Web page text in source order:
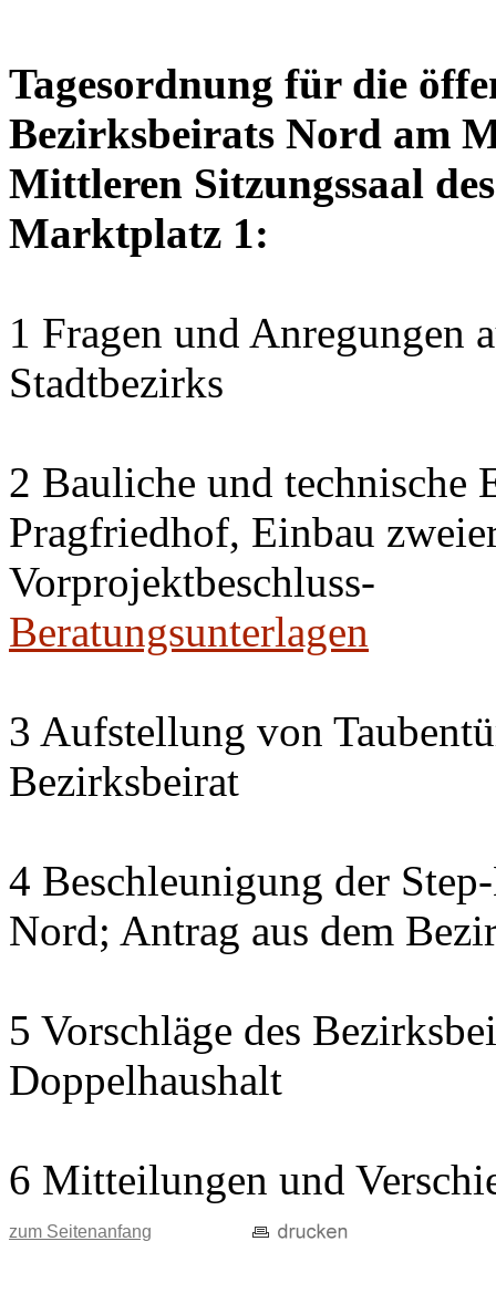
Tagesordnung für die
Bezirksbeirats Nord am
Mittleren Sitzungssaal
Marktplatz 1:
1 Fragen und Anregungen
Stadtbezirks
2 Bauliche und technische
Pragfriedhof, Einbau
Vorprojektbeschluss-
Beratungsunterlagen
3 Aufstellung von
Bezirksbeirat
4 Beschleunigung der
Nord; Antrag aus dem
5 Vorschläge des
Doppelhaushalt
6 Mitteilungen und
zum Seitenanfang